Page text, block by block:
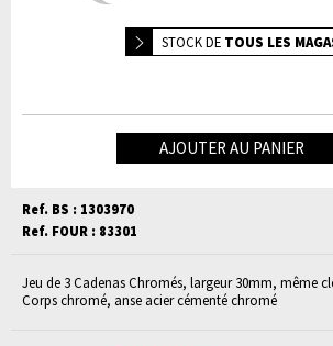
STOCK DE TOUS LES
AJOUTER AU PANIER
Ref. BS : 1303970
Ref. FOUR : 83301
Jeu de 3 Cadenas Chromés, largeur 30mm, même
Corps chromé, anse acier cémenté chromé